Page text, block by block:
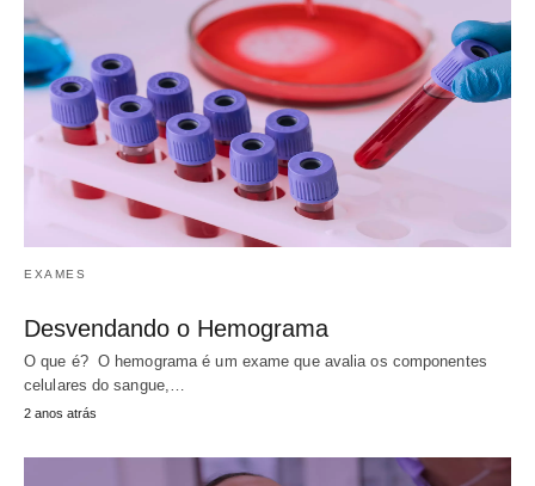
EXAMES
Desvendando o Hemograma
O que é? O hemograma é um exame que avalia os componentes
celulares do sangue,…
2 anos atrás